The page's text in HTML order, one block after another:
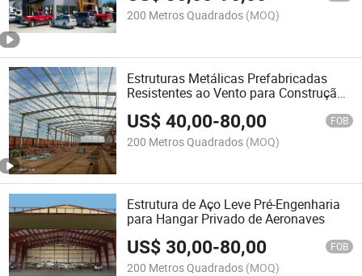
200 Metros Quadrados (MOQ)
Estruturas Metálicas Prefabricadas
Resistentes ao Vento para Construção
US$40,00-80,00 FOB
200 Metros Quadrados (MOQ)
Estrutura de Aço Leve Pré-Engenharia
para Hangar Privado de Aeronaves
US$30,00-80,00 FOB
200 Metros Quadrados (MOQ)